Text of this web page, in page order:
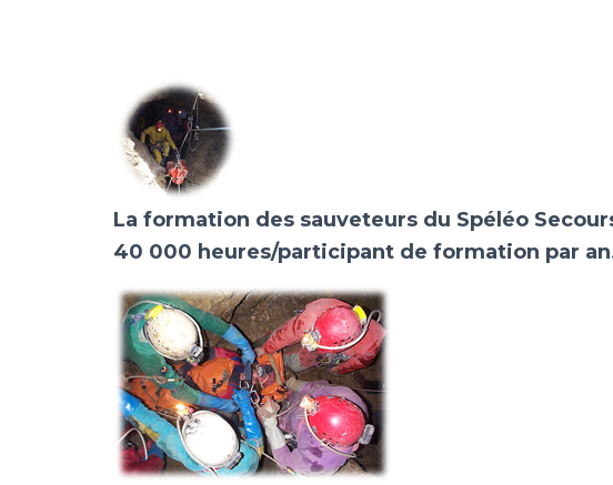
La formation des sauveteurs du Spéléo
40 000 heures/participant de formation par